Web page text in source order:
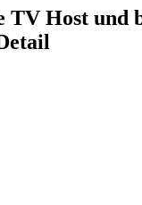
TV Host und